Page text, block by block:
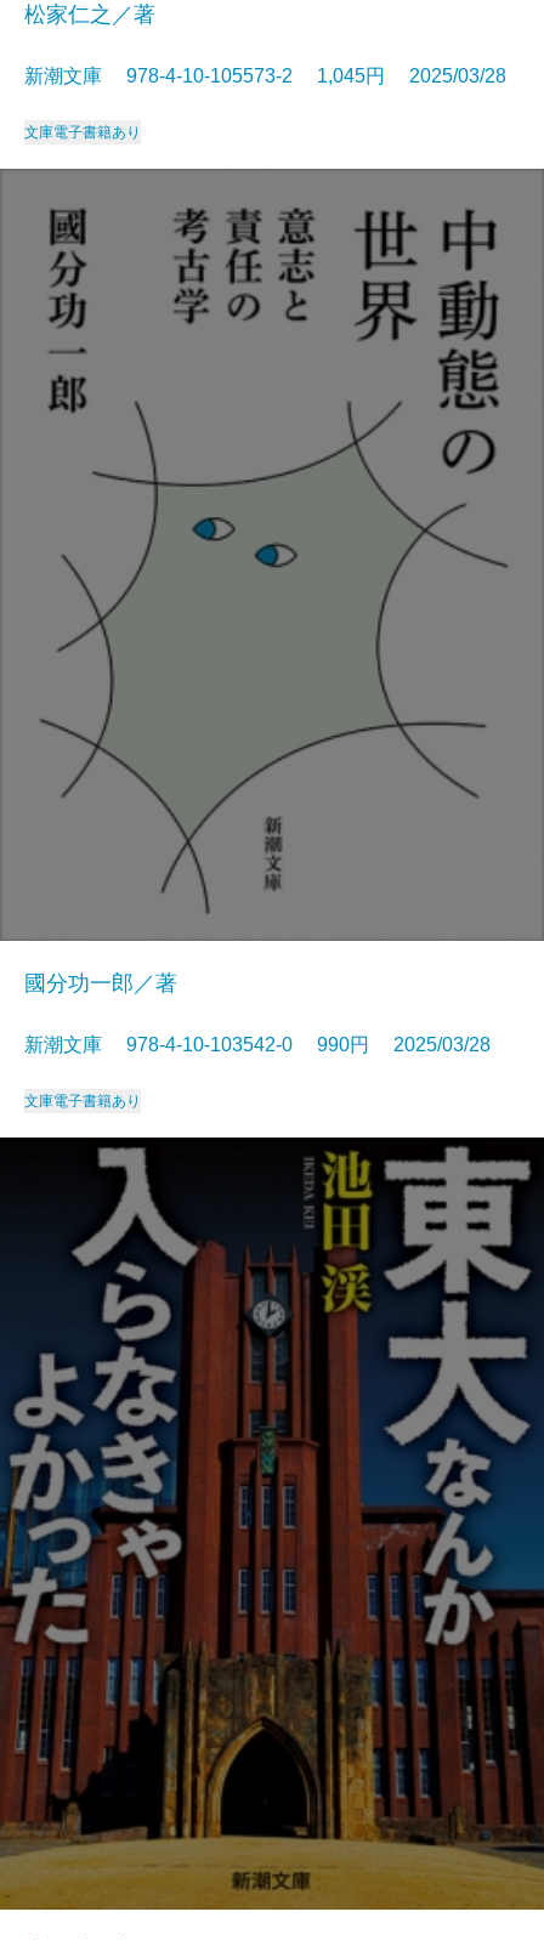
松家仁之／著
新潮文庫 978-4-10-105573-2 1,045円 2025/03/28
文庫電子書籍あり
國分功一郎／著
新潮文庫 978-4-10-103542-0 990円 2025/03/28
文庫電子書籍あり